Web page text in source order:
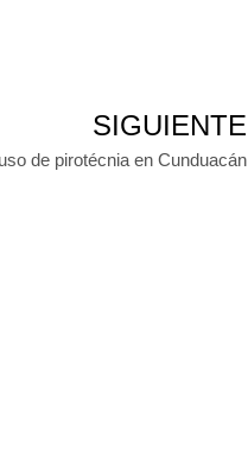
SIGUIENTE
de pirotécnia en Cunduacán